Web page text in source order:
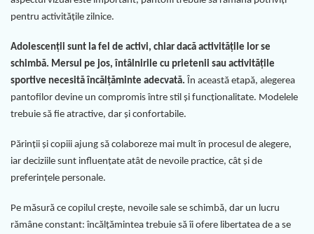
pentru activitățile zilnice.
Adolescenții sunt la fel de activi, chiar dacă activitățile lor se
schimbă. Mersul pe jos, întâlnirile cu prietenii sau activitățile
sportive necesită încălțăminte adecvată. În această etapă, alegerea
pantofilor devine un compromis între stil și funcționalitate. Modelele
trebuie să fie atractive, dar și confortabile.
Părinții și copiii ajung să colaboreze mai mult în procesul de alegere,
iar deciziile sunt influențate atât de nevoile practice, cât și de
preferințele personale.
Pe măsură ce copilul crește, nevoile sale se schimbă, dar un lucru
rămâne constant: încălțămintea trebuie să îi ofere libertatea de a se